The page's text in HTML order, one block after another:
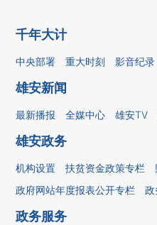
千年大计
中央部署 重大时刻 影音纪录
雄安新闻
最新播报 全媒中心 雄安TV
雄安政务
机构设置 扶贫资金政策专栏
政府网站年度报表公开专栏
政
政务服务